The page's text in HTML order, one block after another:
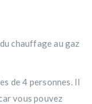
chauffage au gaz
de 4 personnes. Il
vous pouvez